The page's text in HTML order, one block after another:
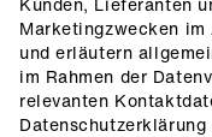
Marketingzwecken
und erläutern
im Rahmen der
relevanten